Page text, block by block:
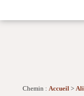
Chemin : Accueil >